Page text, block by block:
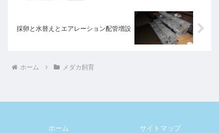
採卵と水替えとエアレーション配管増設
ホーム メダカ飼育
ホーム サイトマップ